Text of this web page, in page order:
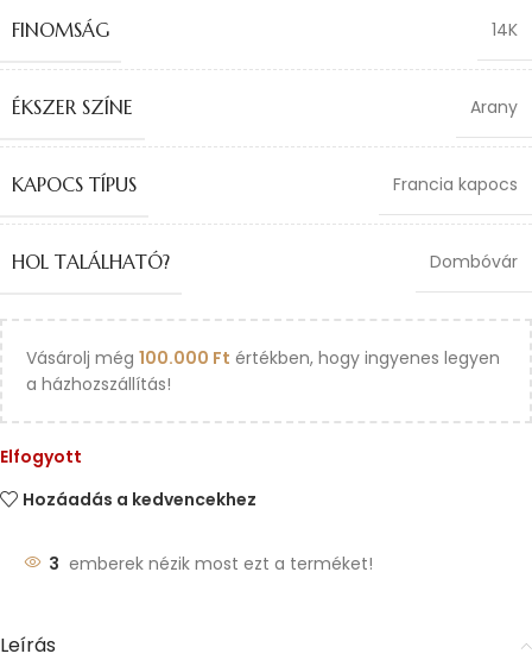
FINOMSÁG 14K
ÉKSZER SZÍNE Arany
KAPOCS TÍPUS Francia kapocs
HOL TALÁLHATÓ? Dombóvár
Vásárolj még 100.000 Ft értékben, hogy ingyenes legyen
a házhozszállítás!
Elfogyott
Hozáadás a kedvencekhez
3 emberek nézik most ezt a terméket!
Leírás